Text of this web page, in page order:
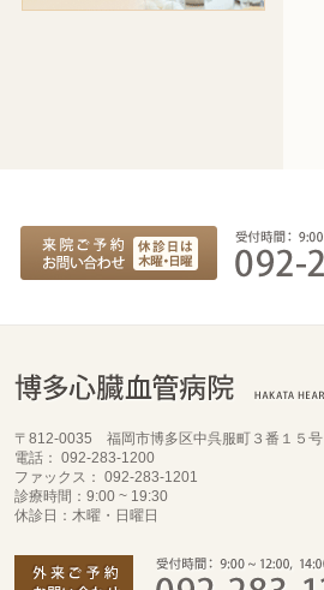
〒812-0035 福岡市博多区中呉服町３番１５号
電話： 092-283-1200
ファックス： 092-283-1201
診療時間：9:00 ~ 19:30
休診日：木曜・日曜日